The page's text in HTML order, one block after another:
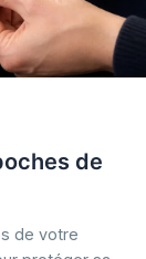
de
de votre